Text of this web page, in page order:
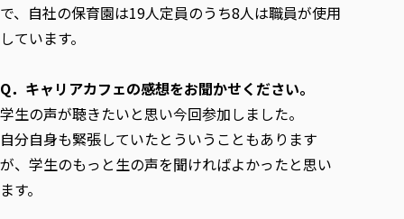
で、自社の保育園は19人定員のうち8人は職員が使用
しています。
Q． キャリアカフェの感想をお聞かせください。
学生の声が聴きたいと思い今回参加しました。
自分自身も緊張していたとういうこともあります
が、学生のもっと生の声を聞ければよかったと思い
ます。